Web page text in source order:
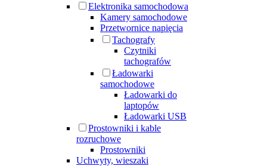
Elektronika samochodowa
Kamery samochodowe
Przetwornice napięcia
Tachografy
Czytniki
tachografów
Ładowarki
samochodowe
Ładowarki do
laptopów
Ładowarki USB
Prostowniki i kable
rozruchowe
Prostowniki
Uchwyty, wieszaki